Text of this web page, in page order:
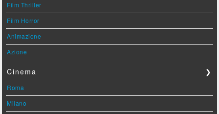
Film Thriller
Film Horror
Animazione
Azione
Cinema ❯
Roma
Milano